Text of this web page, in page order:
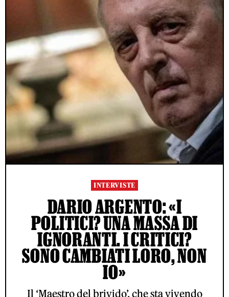
INTERVISTE
DARIO ARGENTO: «I
POLITICI? UNA MASSA DI
IGNORANTI. I CRITICI?
SONO CAMBIATI LORO, NON
IO»
Il ‘Maestro del brivido’, che sta vivendo